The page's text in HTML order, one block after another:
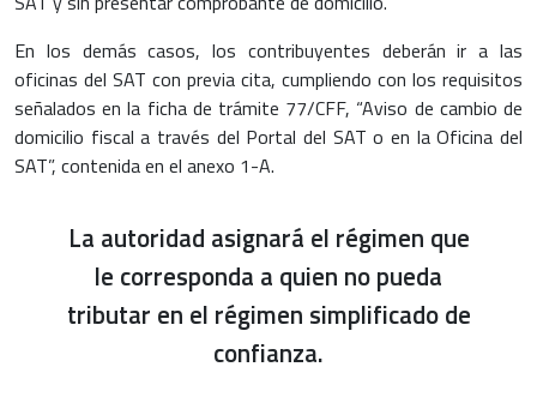
En los demás casos, los contribuyentes deberán ir a las
oficinas del SAT con previa cita, cumpliendo con los requisitos
señalados en la ficha de trámite 77/CFF, “Aviso de cambio de
domicilio fiscal a través del Portal del SAT o en la Oficina del
SAT”, contenida en el anexo 1-A.
La autoridad asignará el régimen que
le corresponda a quien no pueda
tributar en el régimen simplificado de
confianza.